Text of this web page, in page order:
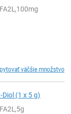
väčšie množstvo
Diol (1 x 5 g)